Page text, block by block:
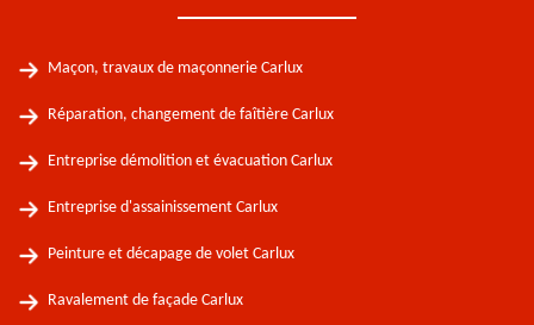
Maçon, travaux de maçonnerie Carlux
Réparation, changement de faîtière Carlux
Entreprise démolition et évacuation Carlux
Entreprise d'assainissement Carlux
Peinture et décapage de volet Carlux
Ravalement de façade Carlux